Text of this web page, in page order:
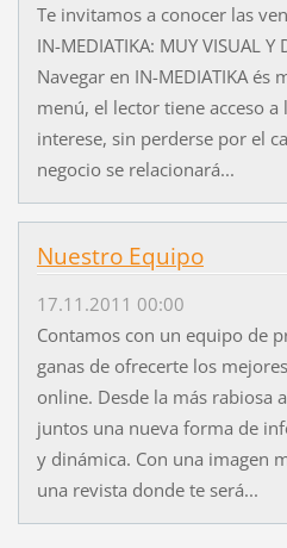
Te invitamos a conocer las
IN-MEDIATIKA: MUY VISUAL Y
Navegar en IN-MEDIATIKA és
menú, el lector tiene acceso a
interese, sin perderse por el
negocio se relacionará...
Nuestro Equipo
17.11.2011 00:00
Contamos con un equipo de
ganas de ofrecerte los
online. Desde la más rabiosa
juntos una nueva forma de
y dinámica. Con una imagen
una revista donde te será...